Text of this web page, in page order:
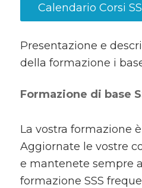
Calendario Corsi
Presentazione e
della formazione i
Formazione di base
La vostra formazione
Aggiornate le vostre
e mantenete sempre
formazione SSS